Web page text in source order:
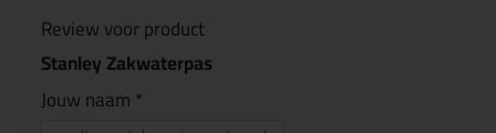
Review voor product
Stanley Zakwaterpas
Jouw naam *